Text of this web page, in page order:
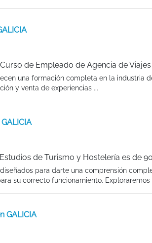
de Empleado de Agencia de
una formación completa en la industria
y venta de experiencias ...
de Turismo y Hostelería es de
para darte una comprensión
su correcto funcionamiento. Exploraremos
GALICIA